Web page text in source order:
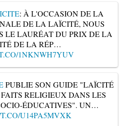
: À L'OCCASION DE LA
DE LA LAÏCITÉ, NOUS
LE LAURÉAT DU PRIX DE LA
DE LA RÉP…
1NKNWH7YUV
PUBLIE SON GUIDE "LAÏCITÉ
RELIGIEUX DANS LES
ÉDUCATIVES". UN…
U14PA5MVXK